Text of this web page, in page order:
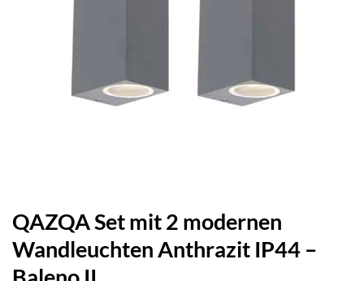
QAZQA Set mit 2 modernen
Wandleuchten Anthrazit IP44 –